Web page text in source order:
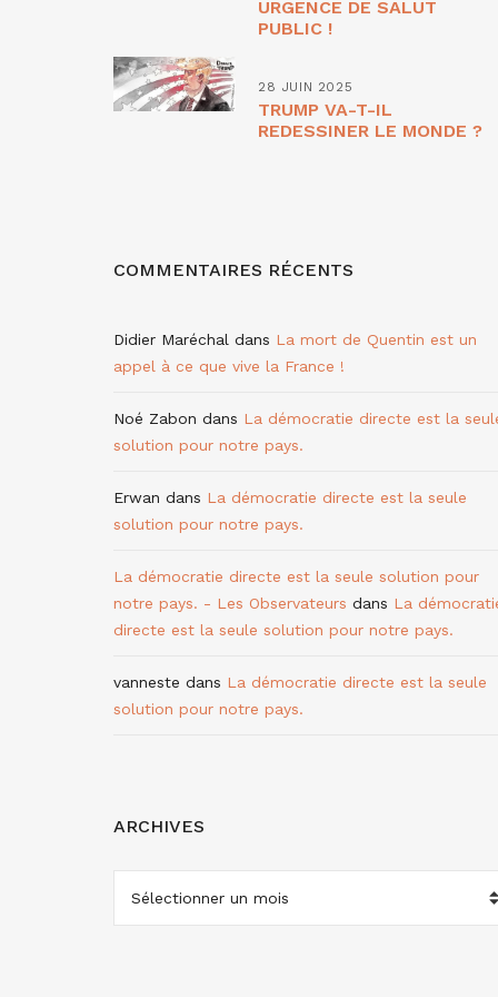
URGENCE DE SALUT
PUBLIC !
28 JUIN 2025
TRUMP VA-T-IL
REDESSINER LE MONDE ?
COMMENTAIRES RÉCENTS
Didier Maréchal dans La mort de Quentin est un
appel à ce que vive la France !
Noé Zabon dans La démocratie directe est la
solution pour notre pays.
Erwan dans La démocratie directe est la seule
solution pour notre pays.
La démocratie directe est la seule solution pour
notre pays. - Les Observateurs dans La
directe est la seule solution pour notre pays.
vanneste dans La démocratie directe est la seule
solution pour notre pays.
ARCHIVES
ARCHIVES